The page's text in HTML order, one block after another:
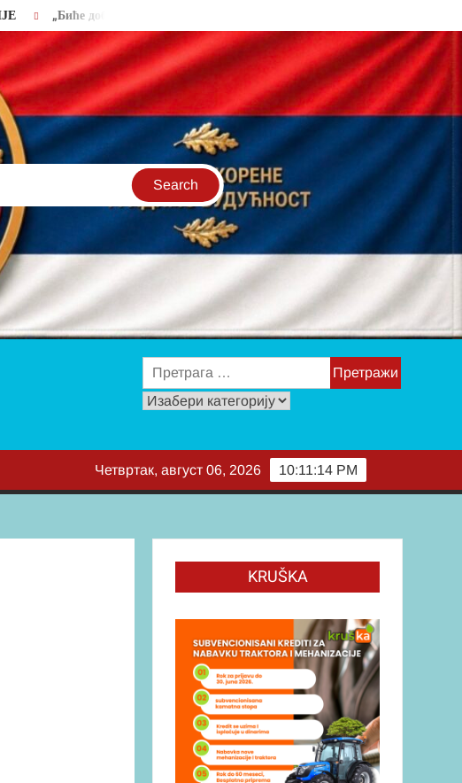
доброг сена“
Претрага
за:
Изабери
читање
10:11:15 PM
Четвртак, август 06, 2026
KRUŠKA